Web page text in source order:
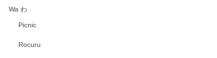
Wa わ
Picnic
Rocuru